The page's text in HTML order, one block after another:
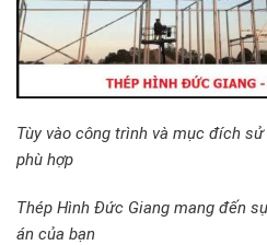
Tùy vào công trình và mục đích
phù hợp
Thép Hình Đức Giang mang đến
án của bạn